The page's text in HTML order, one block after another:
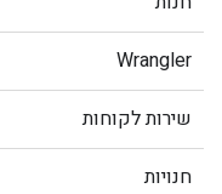
Wrangler
שירות לקוחות
חנויות